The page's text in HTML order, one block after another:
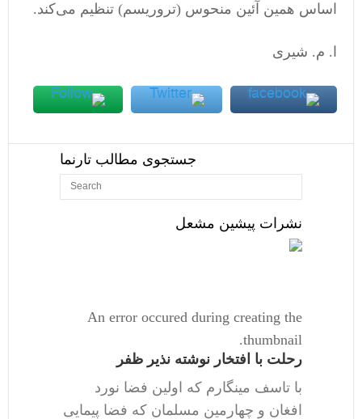
اساس همین آئین‌ منحوس (تروریسم) تنظیم می‌کند.
ا. م. شیری
جستجوی مطالب تارنما
نشرات پیشین مشعل
An error occured during creating the
thumbnail.
رحلت با افتخار نوشته نذیر ظفر
با تاسف مینگارم که اولین فضا نورد
افغان و چهارمین مسلمان که فضا پیمایی